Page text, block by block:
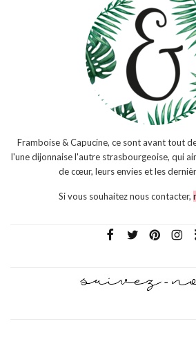
Framboise & Capucine, ce sont avant tout
l'une dijonnaise l'autre strasbourgeoise, qui
de cœur, leurs envies et les
Si vous souhaitez nous contacter,